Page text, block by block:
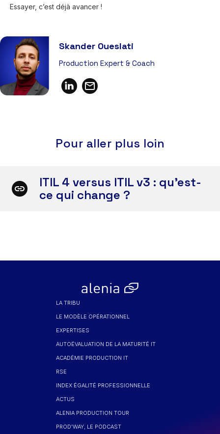
Essayer, c’est déjà avancer !
Skander Oueslati
Production Expert & Coach
Pour aller plus loin
ITIL 4 versus ITIL v3 : qu'est-
ce qui change ?
LA TRIBU
LE MODÈLE OPÉRATIONNEL
EXPERTISES
AUTOÉVALUATION DE LA MATURITÉ IT
ACADÉMIE PRODUCTION IT
RSE
INDEX ÉGALITÉ PROFESSIONNELLE
ACTUS
ALENIA PRODUCTION TOUR
PROD'WAY, LE PODCAST